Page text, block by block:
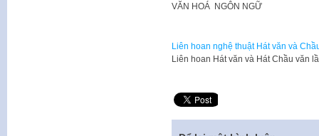
VĂN HOÁ NGÔN NGỮ
Liên hoan nghệ thuật Hát văn và
Liên hoan Hát văn và Hát Chầu văn